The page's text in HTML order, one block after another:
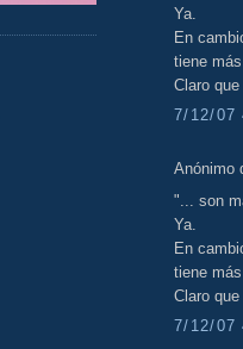
Ya.
En
tiene
Claro
7/12/07
Anónimo
"... son
Ya.
En
tiene
Claro
7/12/07